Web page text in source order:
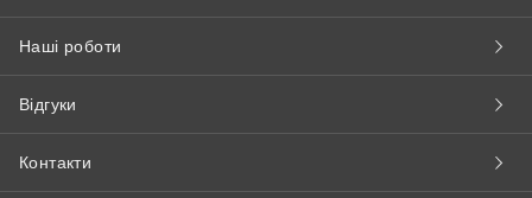
Наші роботи
Відгуки
Контакти